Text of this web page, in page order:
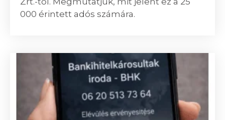
000 érintett adós számára.